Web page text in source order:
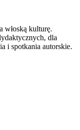
włoską kulturę.
dla
i spotkania autorskie.